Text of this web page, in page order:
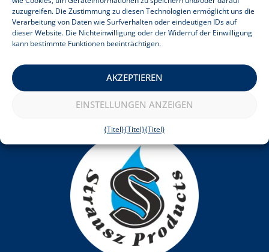
zuzugreifen. Die Zustimmung zu diesen Technologien ermöglicht uns die
Verarbeitung von Daten wie Surfverhalten oder eindeutigen IDs auf
dieser Website. Die Nichteinwilligung oder der Widerruf der Einwilligung
kann bestimmte Funktionen beeinträchtigen.
AKZEPTIEREN
EINSTELLUNGEN ANZEIGEN
{Titel}{Titel}{Titel}
Wie funktioniert es?
FAQ
Bewertungen
Rechtliches
Datenschutz-Bestimmungen
Verbraucherinformationen